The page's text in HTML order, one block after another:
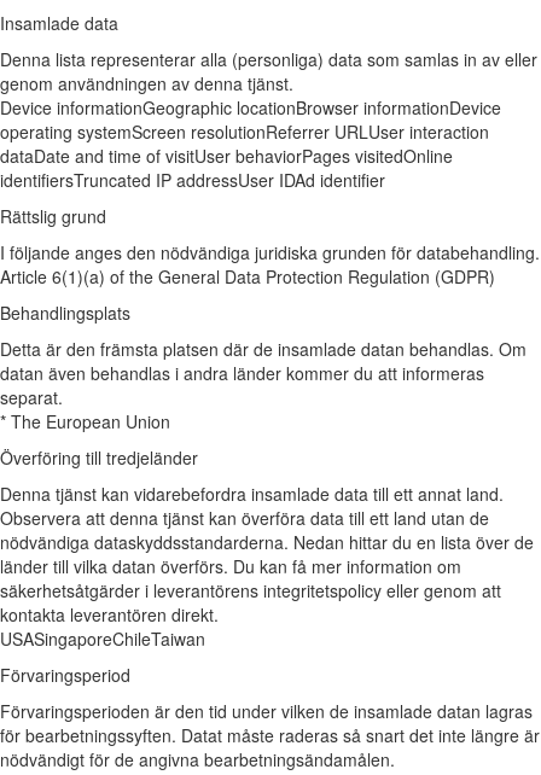
Insamlade data
Denna lista representerar alla (personliga) data som samlas in av eller
genom användningen av denna tjänst.
Device informationGeographic locationBrowser informationDevice
operating systemScreen resolutionReferrer URLUser interaction
dataDate and time of visitUser behaviorPages visitedOnline
identifiersTruncated IP addressUser IDAd identifier
Rättslig grund
I följande anges den nödvändiga juridiska grunden för databehandling.
Article 6(1)(a) of the General Data Protection Regulation (GDPR)
Behandlingsplats
Detta är den främsta platsen där de insamlade datan behandlas. Om
datan även behandlas i andra länder kommer du att informeras
separat.
* The European Union
Överföring till tredjeländer
Denna tjänst kan vidarebefordra insamlade data till ett annat land.
Observera att denna tjänst kan överföra data till ett land utan de
nödvändiga dataskyddsstandarderna. Nedan hittar du en lista över de
länder till vilka datan överförs. Du kan få mer information om
säkerhetsåtgärder i leverantörens integritetspolicy eller genom att
kontakta leverantören direkt.
USASingaporeChileTaiwan
Förvaringsperiod
Förvaringsperioden är den tid under vilken de insamlade datan lagras
för bearbetningssyften. Datat måste raderas så snart det inte längre är
nödvändigt för de angivna bearbetningsändamålen.